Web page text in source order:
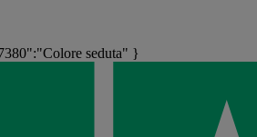
seduta" }